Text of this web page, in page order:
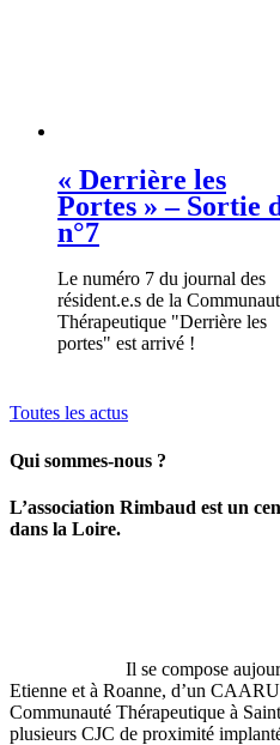
« Derrière les
Portes » – Sortie
n°7
Le numéro 7 du journal des
résident.e.s de la
Thérapeutique "Derrière les
portes" est arrivé !
Toutes les actus
Qui sommes-nous ?
L’association Rimbaud est un
dans la Loire.
Il se compose
Etienne et à Roanne, d’un
Communauté Thérapeutique à
plusieurs CJC de proximité